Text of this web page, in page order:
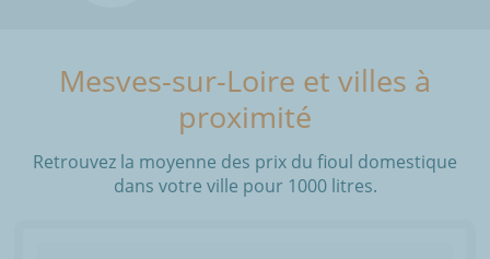
Mesves-sur-Loire et villes à
proximité
Retrouvez la moyenne des prix du fioul domestique
dans votre ville pour 1000 litres.